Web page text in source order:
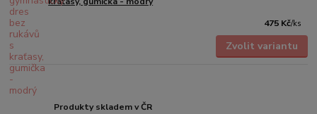
475 Kč/ks
Zvolit variantu
Produkty skladem v ČR